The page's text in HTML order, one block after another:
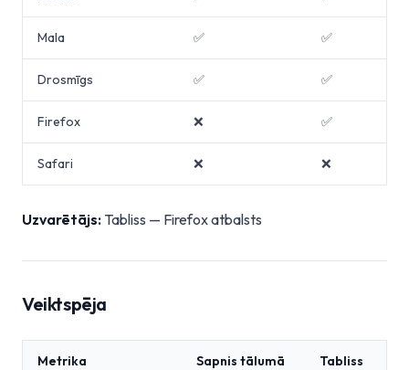
Mala ✅ ✅
Drosmīgs ✅ ✅
Firefox ❌ ✅
Safari ❌ ❌
Uzvarētājs: Tabliss — Firefox atbalsts
Veiktspēja
Metrika Sapnis tālumā Tabliss